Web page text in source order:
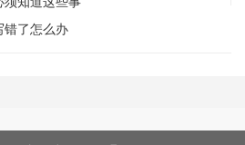
错了怎么办